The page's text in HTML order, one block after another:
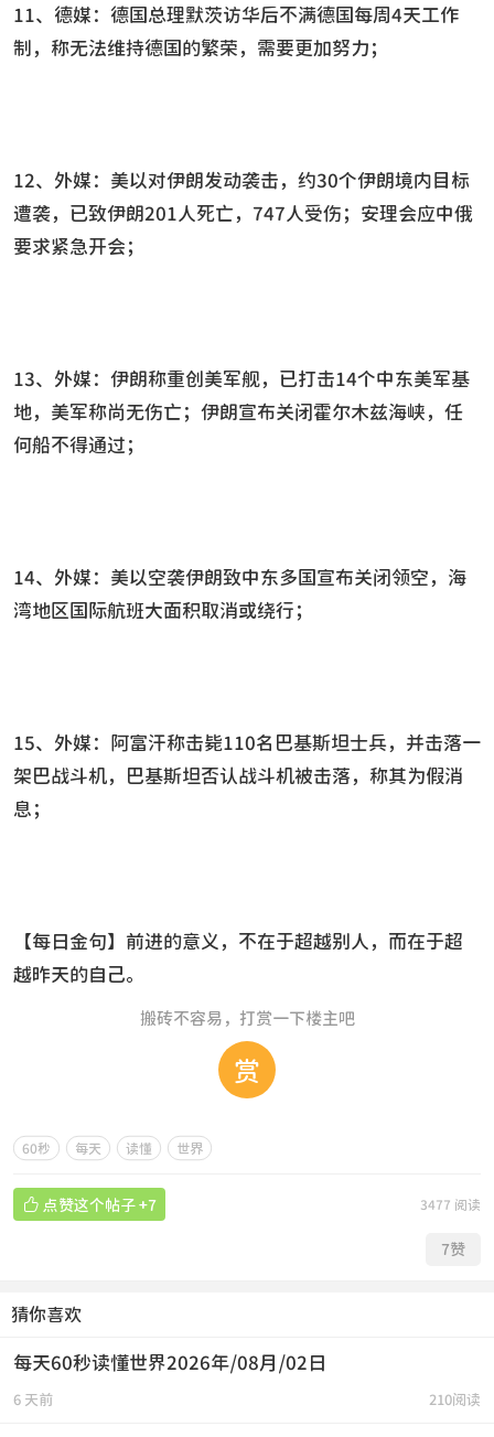
11、德媒：德国总理默茨访华后不满德国每周4天工作
制，称无法维持德国的繁荣，需要更加努力；
12、外媒：美以对伊朗发动袭击，约30个伊朗境内目标
遭袭，已致伊朗201人死亡，747人受伤；安理会应中俄
要求紧急开会；
13、外媒：伊朗称重创美军舰，已打击14个中东美军基
地，美军称尚无伤亡；伊朗宣布关闭霍尔木兹海峡，任
何船不得通过；
14、外媒：美以空袭伊朗致中东多国宣布关闭领空，海
湾地区国际航班大面积取消或绕行；
15、外媒：阿富汗称击毙110名巴基斯坦士兵，并击落一
架巴战斗机，巴基斯坦否认战斗机被击落，称其为假消
息；
【每日金句】前进的意义，不在于超越别人，而在于超
越昨天的自己。
搬砖不容易，打赏一下楼主吧
赏
60秒 每天 读懂 世界
3477 阅读
 点赞这个帖子 +7
7赞
猜你喜欢
每天60秒读懂世界2026年/08月/02日
210阅读
6 天前